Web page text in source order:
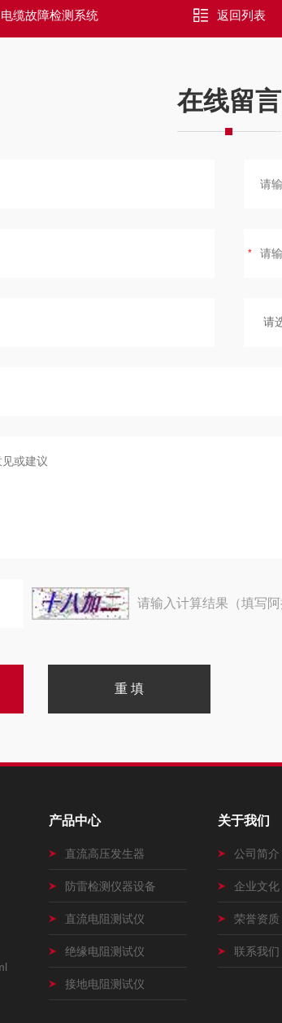
缆故障检测系统 返回列表
在线留言
请输入计算结果（填写
产品中心
直流高压发生器
防雷检测仪器设备
直流电阻测试仪
绝缘电阻测试仪
接地电阻测试仪
关于我们
公司简介
企业文化
荣誉资质
联系我们